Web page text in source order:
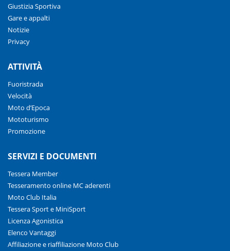
Giustizia Sportiva
Gare e appalti
Notizie
Privacy
ATTIVITÀ
Fuoristrada
Velocità
Moto d’Epoca
Mototurismo
Promozione
SERVIZI E DOCUMENTI
Tessera Member
Tesseramento online MC aderenti
Moto Club Italia
Tessera Sport e MiniSport
Licenza Agonistica
Elenco Vantaggi
Affiliazione e riaffiliazione Moto Club